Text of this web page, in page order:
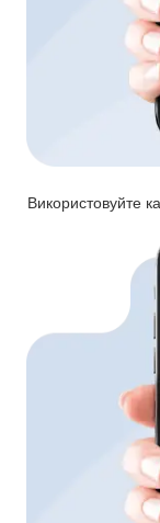
Використовуйте